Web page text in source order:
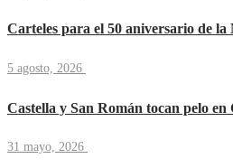
Carteles para el 50 aniversario de la
5 agosto, 2026
Castella y San Román tocan pelo en
31 mayo, 2026